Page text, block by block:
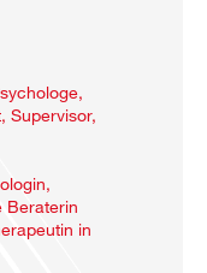
Supervisor,
Beraterin
in